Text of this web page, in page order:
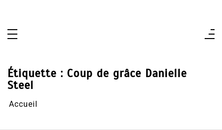
Étiquette : Coup de grâce Danielle
Steel
Accueil